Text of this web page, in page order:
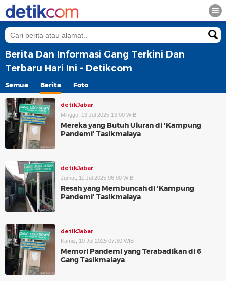
Berita Dan Informasi Gang Terkini Dan
Terbaru Hari Ini - Detikcom
Semua Berita Foto
detikJabar
Minggu, 13 Jul 2025 13:00 WIB
Mereka yang Butuh Uluran di 'Kampung
Pandemi' Tasikmalaya
detikJabar
Jumat, 11 Jul 2025 06:00 WIB
Resah yang Membuncah di 'Kampung
Pandemi' Tasikmalaya
detikJabar
Kamis, 10 Jul 2025 07:30 WIB
Memori Pandemi yang Terabadikan di 6
Gang Tasikmalaya